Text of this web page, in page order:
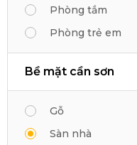
Phòng tắm
Phòng trẻ em
Bề mặt cần sơn
Gỗ
Sàn nhà